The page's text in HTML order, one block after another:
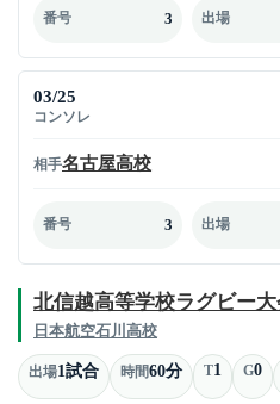
番号 3 出場
03/25
コンソレ
相手名古屋高校
番号 3 出場
北信越高等学校ラグビー
日本航空石川高校
出場1試合 時間60分 T1 G0